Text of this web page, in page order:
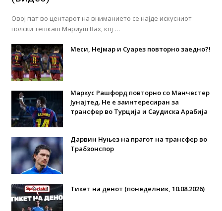
Овој пат во центарот на вниманието се најде искусниот
полски тешкаш Мариуш Вах, кој …
Меси, Нејмар и Суарез повторно заедно?!
Маркус Рашфорд повторно со Манчестер
Јунајтед. Не е заинтересиран за
трансфер во Турција и Саудиска Арабија
Дарвин Нуњез на прагот на трансфер во
Трабзонспор
Тикет на денот (понеделник, 10.08.2026)